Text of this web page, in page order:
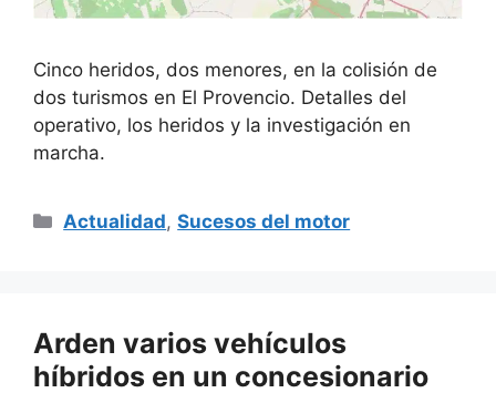
Cinco heridos, dos menores, en la colisión de
dos turismos en El Provencio. Detalles del
operativo, los heridos y la investigación en
marcha.
Categorías
Actualidad,Sucesos del motor
Arden varios vehículos
híbridos en un concesionario